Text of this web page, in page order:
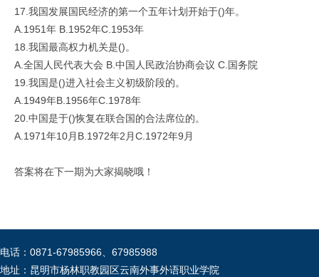
17.我国发展国民经济的第一个五年计划开始于()年。
A.1951年 B.1952年C.1953年
18.我国最高权力机关是()。
A.全国人民代表大会 B.中国人民政治协商会议 C.国务院
19.我国是()进入社会主义初级阶段的。
A.1949年B.1956年C.1978年
20.中国是于()恢复在联合国的合法席位的。
A.1971年10月B.1972年2月C.1972年9月
答案将在下一期为大家揭晓哦！
电话：0871-67985966、67985988
地址：昆明市杨林职教园区云南外事外语职业学院